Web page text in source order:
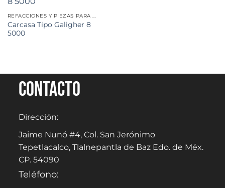
REFACCIONES Y PIEZAS PARA MINERÍA
Carcasa Tipo Galigher 8
5000
Contacto
Dirección:
Jaime Nunó #4, Col. San Jerónimo
Tepetlacalco, Tlalnepantla de Baz Edo. de Méx.
CP. 54090
Teléfono: